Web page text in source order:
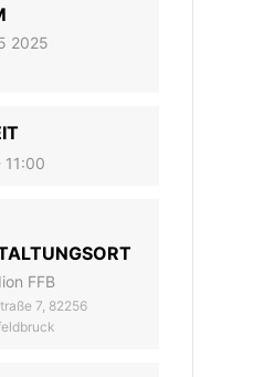
2025
11:00
FFB
7, 82256